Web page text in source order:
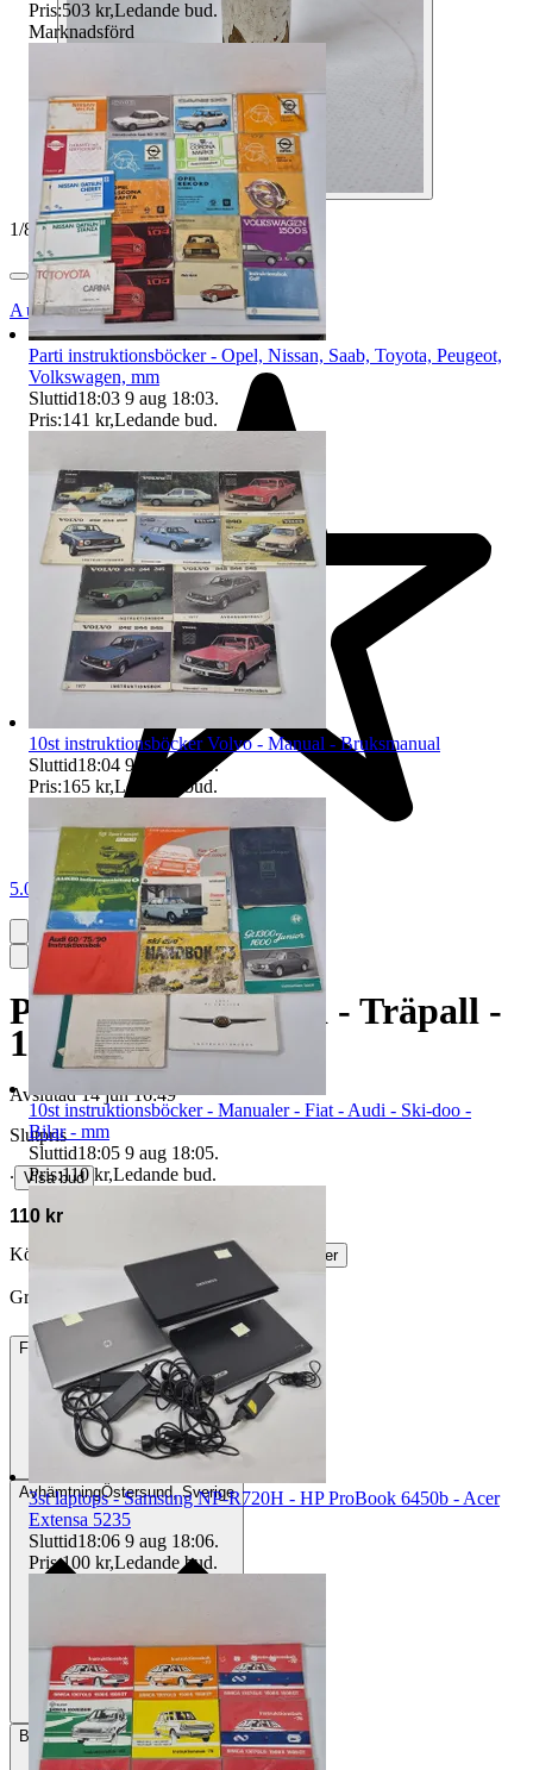
1/8
Auktionsbyra
5.0
Pall i trä - Bemålad - Träpall -
1900-tal - Vintage
Avslutad 14 jun 16:49
Slutpris
∙ Visa bud
110 kr
Köparskydd är valfritt hos företag.
Läs mer
Grannysgardsbutik vann auktionen
Frakt 169 kr DSV
AvhämtningÖstersund, Sverige
BetalningVia Tradera
Pris:503 kr,Ledande bud.
Marknadsförd
Parti instruktionsböcker - Opel, Nissan, Saab, Toyota, Peugeot,
Volkswagen, mm
Sluttid18:03 9 aug 18:03.
Pris:141 kr,Ledande bud.
10st instruktionsböcker Volvo - Manual - Bruksmanual
Sluttid18:04 9 aug 18:04.
Pris:165 kr,Ledande bud.
10st instruktionsböcker - Manualer - Fiat - Audi - Ski-doo -
Bilar - mm
Sluttid18:05 9 aug 18:05.
Pris:110 kr,Ledande bud.
3st laptops - Samsung NP-R720H - HP ProBook 6450b - Acer
Extensa 5235
Sluttid18:06 9 aug 18:06.
Pris:100 kr,Ledande bud.